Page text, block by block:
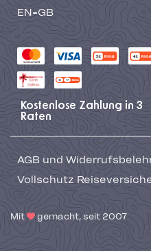
EN-GB
Kostenlose Zahlung in 3
Raten
AGB und
Vollschutz
Mit gemacht, seit 2007